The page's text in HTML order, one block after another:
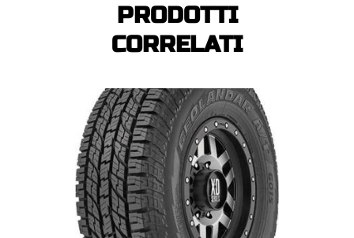
PRODOTTI
CORRELATI